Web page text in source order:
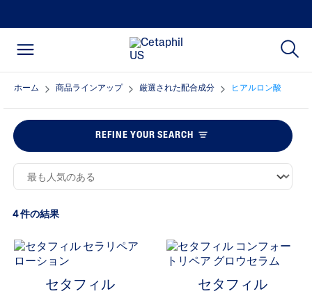
ホーム 商品ラインアップ 厳選された配合成分 ヒアルロン酸
REFINE YOUR SEARCH
4 件の結果
セタフィル
セタフィル